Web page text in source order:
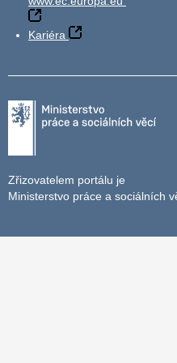
Kariéra
Zřizovatelem portálu je
Ministerstvo práce a sociálních